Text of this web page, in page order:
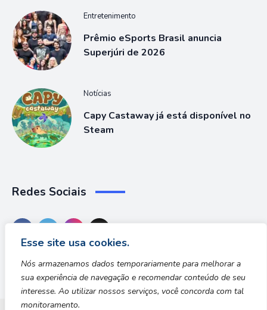
Esse site usa cookies.
Nós armazenamos dados temporariamente para melhorar a
sua experiência de navegação e recomendar conteúdo de seu
interesse. Ao utilizar nossos serviços, você concorda com tal
monitoramento.
Entretenimento
Prêmio eSports Brasil anuncia
Superjúri de 2026
Notícias
Capy Castaway já está disponível no
Steam
Redes Sociais